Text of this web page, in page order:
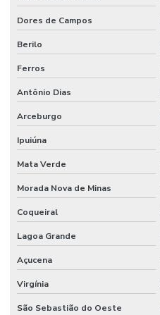
Dores de Campos
Berilo
Ferros
Antônio Dias
Arceburgo
Ipuiúna
Mata Verde
Morada Nova de Minas
Coqueiral
Lagoa Grande
Açucena
Virgínia
São Sebastião do Oeste